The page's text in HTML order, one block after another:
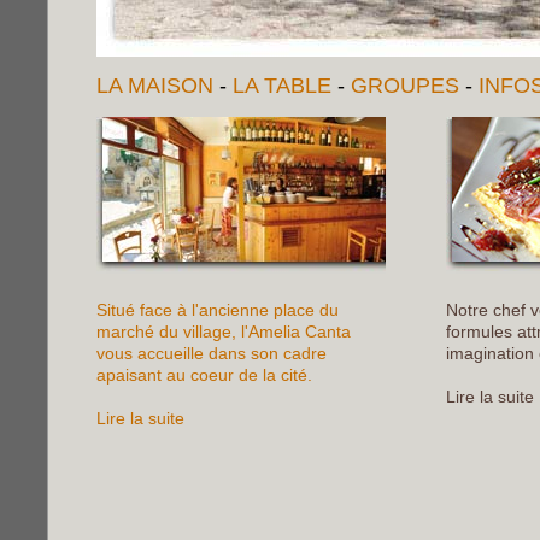
LA MAISON - LA TABLE - GROUPES -
Situé face à l'ancienne place du
marché du village, l'Amelia Canta
vous accueille dans son cadre
apaisant au coeur de la cité.
Lire la suite
Notre chef
formules
imagination
Lire la suite